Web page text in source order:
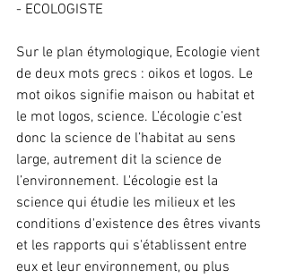
- ECOLOGISTE
Sur le plan étymologique, Ecologie vient
de deux mots grecs : oikos et logos. Le
mot oikos signifie maison ou habitat et
le mot logos, science. L’écologie c’est
donc la science de l’habitat au sens
large, autrement dit la science de
l’environnement. L'écologie est la
science qui étudie les milieux et les
conditions d'existence des êtres vivants
et les rapports qui s'établissent entre
eux et leur environnement, ou plus